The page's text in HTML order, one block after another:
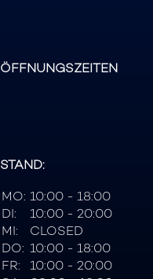
ÖFFNUNGSZEITEN
STAND:
MO: 10:00 - 18:00
DI:
10:00 - 20:00
MI:
CLOSED
DO: 10:00 - 18:00
FR:
10:00 - 20:00